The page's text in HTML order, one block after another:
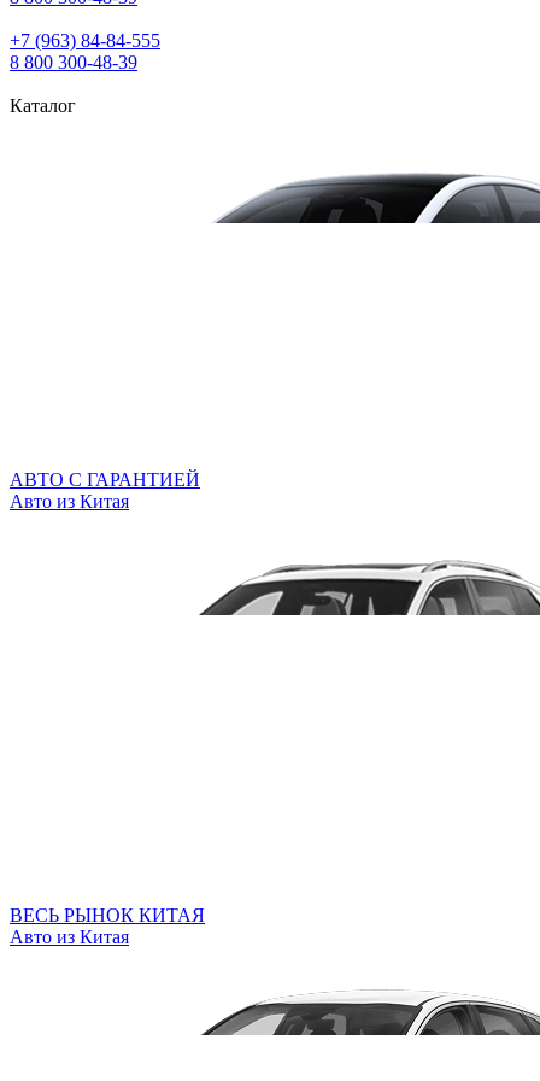
+7 (963) 84‑84‑555
8 800 300‑48‑39
Каталог
АВТО С ГАРАНТИЕЙ
Авто из Китая
ВЕСЬ РЫНОК КИТАЯ
Авто из Китая